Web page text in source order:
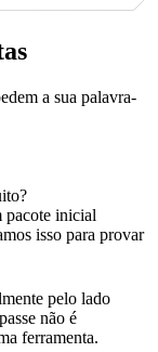
a sua palavra-
pacote inicial
isso para provar
pelo lado
não é
ferramenta.